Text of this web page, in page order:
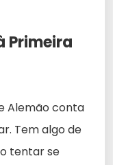
Primeira
Alemão conta
Tem algo de
tentar se